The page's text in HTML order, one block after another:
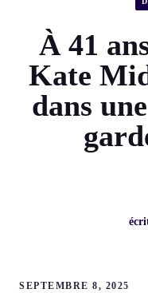
À 41
Kate
dans
SEPTEMBRE 8, 2025